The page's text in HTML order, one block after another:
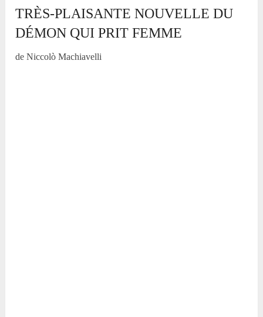
TRÈS-PLAISANTE NOUVELLE DU
DÉMON QUI PRIT FEMME
de Niccolò Machiavelli